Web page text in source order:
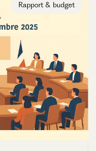
Rapport & budget